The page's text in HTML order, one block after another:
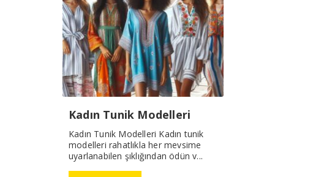
Kadın Tunik Modelleri
Kadın Tunik Modelleri Kadın tunik
modelleri rahatlıkla her mevsime
uyarlanabilen şıklığından ödün v...